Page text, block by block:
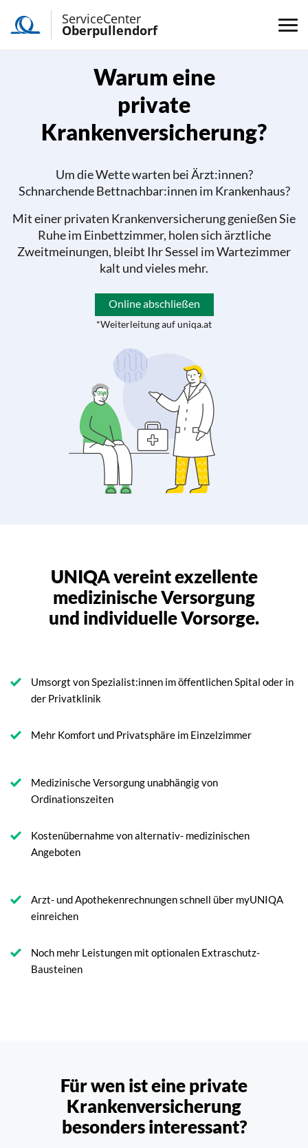
ServiceCenter
Oberpullendorf
Warum eine
private
Krankenversicherung?
Um die Wette warten bei Ärzt:innen?
Schnarchende Bettnachbar:innen im Krankenhaus?
Mit einer privaten Krankenversicherung genießen Sie
Ruhe im Einbettzimmer, holen sich ärztliche
Zweitmeinungen, bleibt Ihr Sessel im Wartezimmer
kalt und vieles mehr.
Online abschließen
*Weiterleitung auf uniqa.at
UNIQA vereint exzellente
medizinische Versorgung
und individuelle Vorsorge.
Umsorgt von Spezialist:innen im öffentlichen Spital oder in
der Privatklinik
Mehr Komfort und Privatsphäre im Einzelzimmer
Medizinische Versorgung unabhängig von
Ordinationszeiten
Kostenübernahme von alternativ- medizinischen
Angeboten
Arzt- und Apothekenrechnungen schnell über myUNIQA
einreichen
Noch mehr Leistungen mit optionalen Extraschutz-
Bausteinen
Für wen ist eine private
Krankenversicherung
besonders interessant?